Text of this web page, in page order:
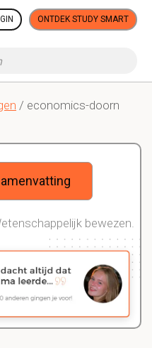
ONTDEK STUDY SMART
/ economics-doorn
bewezen.